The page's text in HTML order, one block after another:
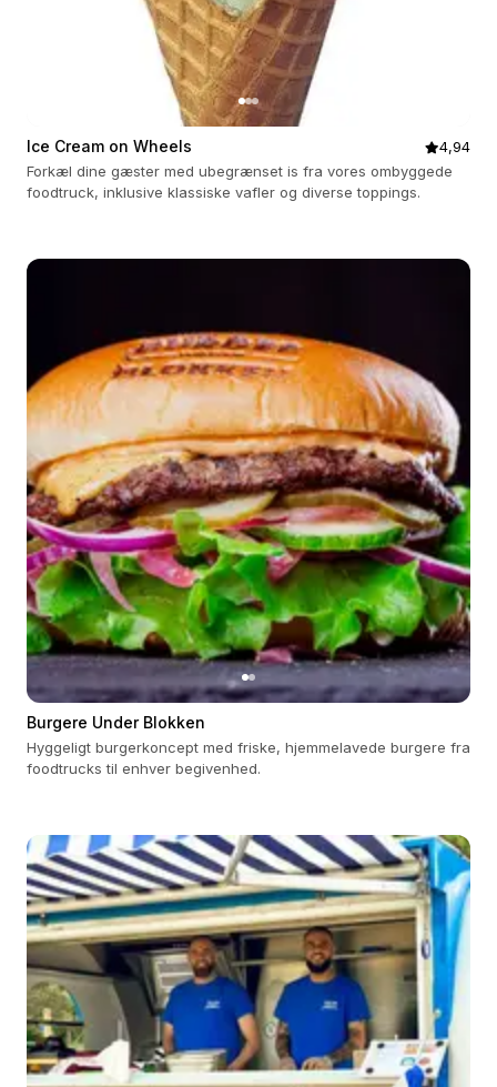
Ice Cream on Wheels
4,94
Forkæl dine gæster med ubegrænset is fra vores ombyggede
foodtruck, inklusive klassiske vafler og diverse toppings.
Burgere Under Blokken
Hyggeligt burgerkoncept med friske, hjemmelavede burgere fra
foodtrucks til enhver begivenhed.